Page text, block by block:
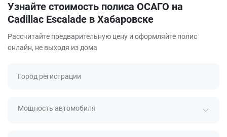
Узнайте стоимость полиса ОСАГО на
Cadillac Escalade в Хабаровске
Рассчитайте предварительную цену и оформляйте полис
онлайн, не выходя из дома
Город регистрации
Мощность автомобиля